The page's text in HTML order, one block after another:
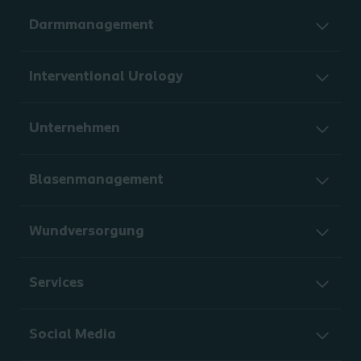
Darmmanagement
Interventional Urology
Unternehmen
Blasenmanagement
Wundversorgung
Services
Social Media